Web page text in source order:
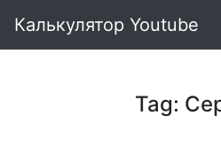
Калькулятор Youtube
Tag: